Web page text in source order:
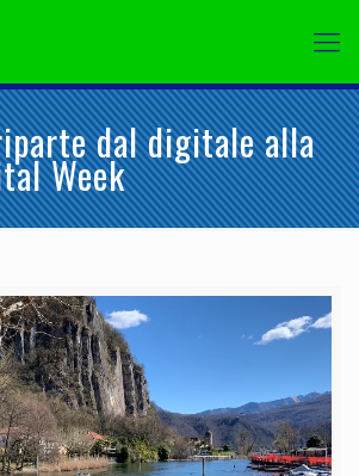
dal digitale alla
Week